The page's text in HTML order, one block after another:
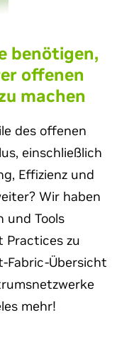
benötigen,
offenen
machen
des offenen
einschließlich
Effizienz und
Wir haben
und Tools
Practices zu
Fabric-Übersicht
mehr!